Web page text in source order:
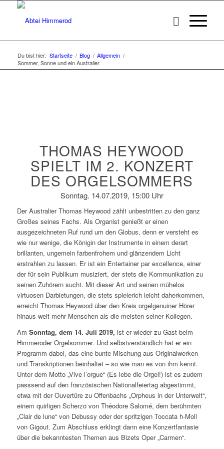
Du bist hier: Startseite / Blog / Allgemein /
Sommer, Sonne und ein Australier
THOMAS HEYWOOD
SPIELT IM 2. KONZERT
DES ORGELSOMMERS
Sonntag. 14.07.2019, 15:00 Uhr
Der Australier Thomas Heywood zählt unbestritten zu den ganz
Großes seines Fachs. Als Organist genießt er einen
ausgezeichneten Ruf rund um den Globus, denn er versteht es
wie nur wenige, die Königin der Instrumente in einem derart
brillanten, ungemein farbenfrohem und glänzendem Licht
erstrahlen zu lassen. Er ist ein Entertainer par excellence, einer
der für sein Publikum musiziert, der stets die Kommunikation zu
seinen Zuhörern sucht. Mit dieser Art und seinen mühelos
virtuosen Darbietungen, die stets spielerich leicht daherkommen,
erreicht Thomas Heywood über den Kreis orgelgenuiner Hörer
hinaus weit mehr Menschen als die meisten seiner Kollegen.
Am Sonntag, dem 14. Juli 2019, ist er wieder zu Gast beim
Himmeroder Orgelsommer. Und selbstverständlich hat er ein
Programm dabei, das eine bunte Mischung aus Originalwerken
und Transkriptionen beinhaltet – so wie man es von ihm kennt.
Unter dem Motto „Vive l’orgue“ (Es lebe die Orgel!) ist es zudem
passsend auf den französischen Nationalfeiertag abgestimmt,
etwa mit der Ouvertüre zu Offenbachs „Orpheus in der Unterwelt“,
einem quirligen Scherzo von Théodore Salomé, dem berühmten
„Clair de lune“ von Debussy oder der spritzigen Toccata h-Moll
von Gigout. Zum Abschluss erklingt dann eine Konzertfantasie
über die bekanntesten Themen aus Bizets Oper „Carmen“.